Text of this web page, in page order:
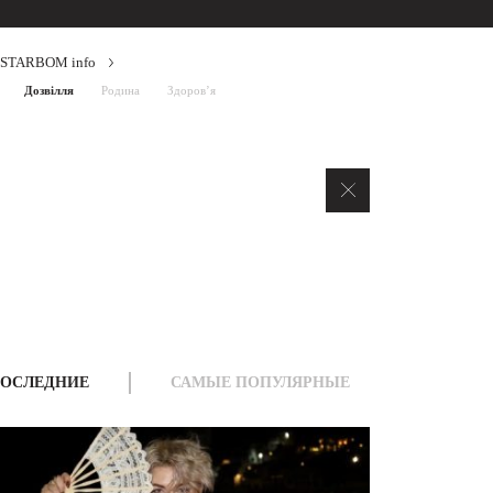
Дозвілля Родина Здоров’я
STARBOM info
САМЫЕ ПОПУЛЯРНЫЕ